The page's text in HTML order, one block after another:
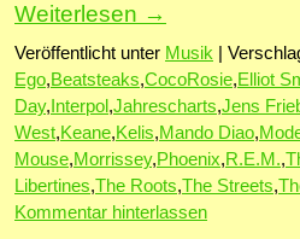
Weiterlesen →
Veröffentlicht unter Musik
Ego,Beatsteaks,CocoRosie,Elliot
Day, Interpol ,Jahrescharts,Jens
West,Keane,Kelis,Mando Diao,
Mouse,Morrissey,Phoenix,R.E.M.,
Libertines,The Roots,The Streets,
Kommentar hinterlassen